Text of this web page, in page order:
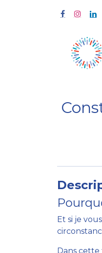
Et si je
Dans